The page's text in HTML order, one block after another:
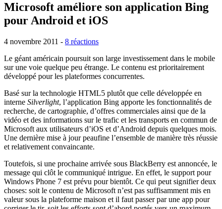
Microsoft améliore son application Bing
pour Android et iOS
4 novembre 2011 - 8 réactions
Le géant américain poursuit son large investissement dans le mobile
sur une voie quelque peu étrange. Le contenu est prioritairement
développé pour les plateformes concurrentes.
Basé sur la technologie HTML5 plutôt que celle développée en
interne Silverlight, l’application Bing apporte les fonctionnalités de
recherche, de cartographie, d’offres commerciales ainsi que de la
vidéo et des informations sur le trafic et les transports en commun de
Microsoft aux utilisateurs d’iOS et d’Android depuis quelques mois.
Une dernière mise à jour peaufine l’ensemble de manière très réussie
et relativement convaincante.
Toutefois, si une prochaine arrivée sous BlackBerry est annoncée, le
message qui clôt le communiqué intrigue. En effet, le support pour
Windows Phone 7 est prévu pour bientôt. Ce qui peut signifier deux
choses: soit le contenu de Microsoft n’est pas suffisamment mis en
valeur sous la plateforme maison et il faut passer par une app pour